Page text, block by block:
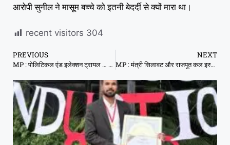
आरोपी सुनील ने मासूम बच्चे को इतनी बेदर्दी से क्यों मारा था।
recent visitors 304
PREVIOUS
MP : पोलिटिकल एंड इलेक्शन ट्रायल … उपचुनाव में पूरी ताकत झोंक रहे हैं नेता पुत्र
NEXT
MP : मंत्री सिलावट और राजपूत कल इस्तीफा देंगे